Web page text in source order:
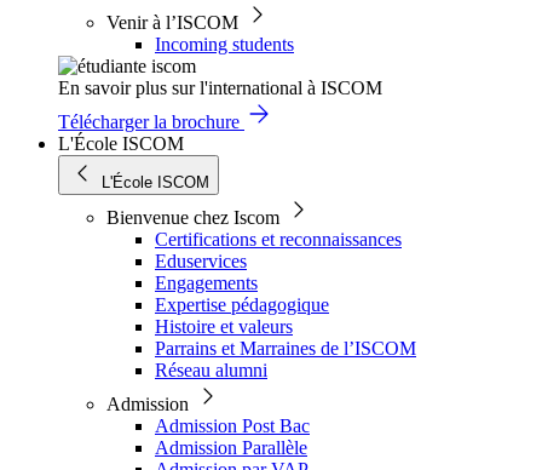
Venir à l’ISCOM
Incoming students
En savoir plus sur l'international à ISCOM
Télécharger la brochure
L'École ISCOM
L'École ISCOM
Bienvenue chez Iscom
Certifications et reconnaissances
Eduservices
Engagements
Expertise pédagogique
Histoire et valeurs
Parrains et Marraines de l’ISCOM
Réseau alumni
Admission
Admission Post Bac
Admission Parallèle